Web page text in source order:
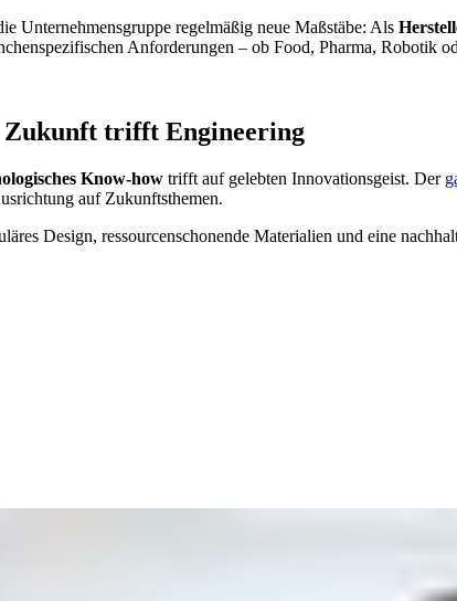
Unternehmensgruppe regelmäßig neue Maßstäbe: Als
Anforderungen – ob Food, Pharma, Robotik
trifft Engineering
Know-how trifft auf gelebten Innovationsgeist. Der
auf Zukunftsthemen.
Design, ressourcenschonende Materialien und eine